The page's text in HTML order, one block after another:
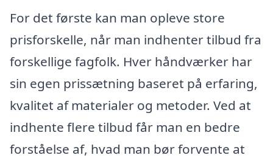
For det første kan man opleve store
prisforskelle, når man indhenter tilbud fra
forskellige fagfolk. Hver håndværker har
sin egen prissætning baseret på erfaring,
kvalitet af materialer og metoder. Ved at
indhente flere tilbud får man en bedre
forståelse af, hvad man bør forvente at